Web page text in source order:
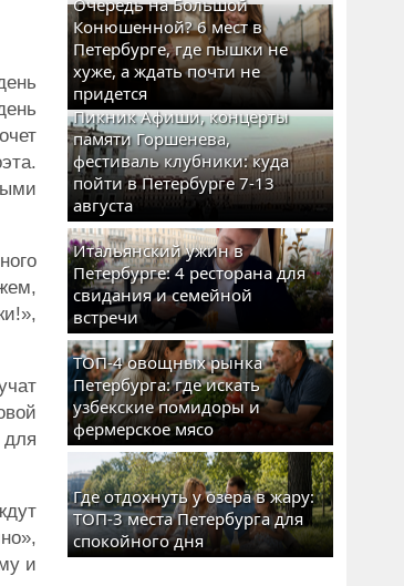
и
Очередь на Большой
Конюшенной? 6 мест в
Петербурге, где пышки не
хуже, а ждать почти не
придется
Пикник Афиши, концерты
памяти Горшенева,
фестиваль клубники: куда
пойти в Петербурге 7-13
августа
Итальянский ужин в
Петербурге: 4 ресторана для
свидания и семейной
встречи
ТОП-4 овощных рынка
Петербурга: где искать
узбекские помидоры и
фермерское мясо
Где отдохнуть у озера в жару:
ТОП-3 места Петербурга для
спокойного дня